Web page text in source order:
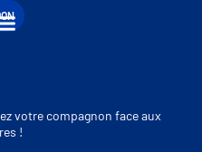
votre compagnon face aux
!